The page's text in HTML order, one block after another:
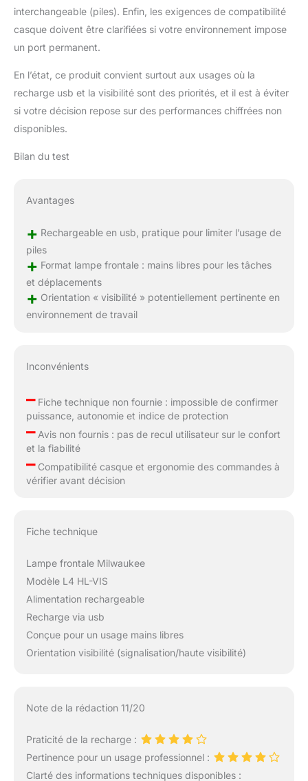
interchangeable (piles). Enfin, les exigences de compatibilité
casque doivent être clarifiées si votre environnement impose
un port permanent.
En l’état, ce produit convient surtout aux usages où la
recharge usb et la visibilité sont des priorités, et il est à éviter
si votre décision repose sur des performances chiffrées non
disponibles.
Bilan du test
Avantages
+ Rechargeable en usb, pratique pour limiter l’usage de
piles
+ Format lampe frontale : mains libres pour les tâches
et déplacements
+ Orientation « visibilité » potentiellement pertinente en
environnement de travail
Inconvénients
–Fiche technique non fournie : impossible de confirmer
puissance, autonomie et indice de protection
–Avis non fournis : pas de recul utilisateur sur le confort
et la fiabilité
–Compatibilité casque et ergonomie des commandes à
vérifier avant décision
Fiche technique
Lampe frontale Milwaukee
Modèle L4 HL-VIS
Alimentation rechargeable
Recharge via usb
Conçue pour un usage mains libres
Orientation visibilité (signalisation/haute visibilité)
Note de la rédaction 11/20
Praticité de la recharge :
Pertinence pour un usage professionnel :
Clarté des informations techniques disponibles :